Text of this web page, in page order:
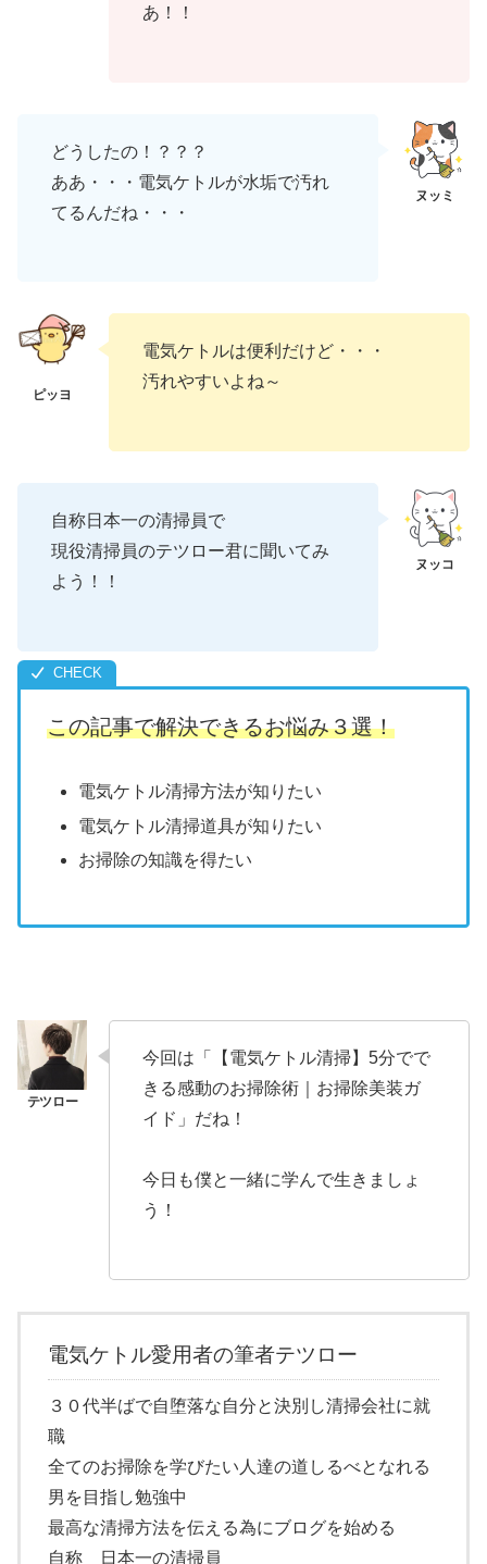
あ！！
どうしたの！？？？
ああ・・・電気ケトルが水垢で汚れ
てるんだね・・・
電気ケトルは便利だけど・・・
汚れやすいよね～
自称日本一の清掃員で
現役清掃員のテツロー君に聞いてみ
よう！！
この記事で解決できるお悩み３選！
電気ケトル清掃方法が知りたい
電気ケトル清掃道具が知りたい
お掃除の知識を得たい
今回は「【電気ケトル清掃】5分でで
きる感動のお掃除術｜お掃除美装ガ
イド」だね！
今日も僕と一緒に学んで生きましょ
う！
電気ケトル愛用者の筆者テツロー
３０代半ばで自堕落な自分と決別し清掃会社に就
職
全てのお掃除を学びたい人達の道しるべとなれる
男を目指し勉強中
最高な清掃方法を伝える為にブログを始める
自称 日本一の清掃員